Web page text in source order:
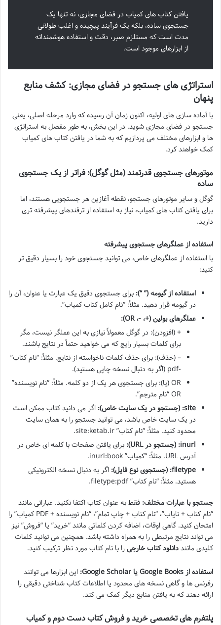
یافتن کتاب های کمیاب در فضای مجازی، نه تنها یک
جستجوی ساده، بلکه یک فرآیند پیچیده و اغلب طولانی
مدت است که مستلزم صبر، دقت و استفاده هوشمندانه
از ابزارهای موجود است.
استراتژی های جستجو در فضای مجازی: کشف منابع
پنهان
با آماده سازی های اولیه، اکنون زمان آن رسیده که وارد مرحله اصلی، یعنی
جستجو در فضای مجازی شوید. در این بخش، به طور مفصل به استراتژی
ها و ابزارهای مختلف می پردازیم که به شما در یافتن کتاب های کمیاب
کمک خواهند کرد.
موتورهای جستجوی قدرتمند (مثل گوگل): فراتر از یک جستجوی
ساده
گوگل و سایر موتورهای جستجو، نقطه آغازین هر جستجویی هستند، اما
برای یافتن کتاب های کمیاب، نیاز به استفاده از ترفندهای پیشرفته تری
دارید.
استفاده از عملگرهای جستجوی پیشرفته
با استفاده از عملگرهای خاص، می توانید جستجوی خود را بسیار دقیق تر
کنید:
استفاده از گیومه (” “): برای جستجوی دقیق یک عبارت یا عنوان، آن را
در گیومه قرار دهید. مثلاً: “نام کامل کتاب کمیاب”.
عملگرهای بولین (+، -، OR):
+ (افزودن): در گوگل معمولاً نیازی به این عملگر نیست، مگر
برای کلمات بسیار رایج که می خواهید حتماً در نتایج باشند.
– (حذف): برای حذف کلمات ناخواسته از نتایج. مثلاً: “نام کتاب”
-pdf (اگر به دنبال نسخه چاپی هستید).
OR (یا): برای جستجوی هر یک از دو کلمه. مثلاً: “نام نویسنده”
OR “نام مترجم”.
site: (جستجو در یک سایت خاص):
اگر می دانید کتاب ممکن است
در یک سایت خاص باشد، می توانید جستجو را به همان سایت
محدود کنید. مثلاً: “نام کتاب” site:ketab.ir.
inurl: (جستجو در URL):
برای یافتن صفحات با کلمه ای خاص در
آدرس URL. مثلاً: “کمیاب” inurl:book.
filetype: (جستجوی نوع فایل):
اگر به دنبال نسخه الکترونیکی
هستید. مثلاً: “نام کتاب” filetype:pdf.
جستجو با عبارات مختلف: فقط به عنوان کتاب اکتفا نکنید. عباراتی مانند
“نام کتاب + نایاب”، “نام کتاب + چاپ تمام”، “نام نویسنده + PDF کمیاب” را
امتحان کنید. گاهی اوقات، اضافه کردن کلماتی مانند “خرید” یا “فروش” نیز
می تواند نتایج مرتبطی را به همراه داشته باشد. همچنین می توانید کلمات
کلیدی ماننددانلود کتاب خارجیرا با نام کتاب مورد نظر ترکیب کنید.
استفاده از Google Books یا Google Scholar:
این ابزارها می توانند
رفرنس ها و گاهی نسخه های محدود یا اطلاعات کتاب شناختی دقیقی را
ارائه دهند که به یافتن منابع دیگر کمک می کند.
پلتفرم های تخصصی خرید و فروش کتاب دست دوم و کمیاب